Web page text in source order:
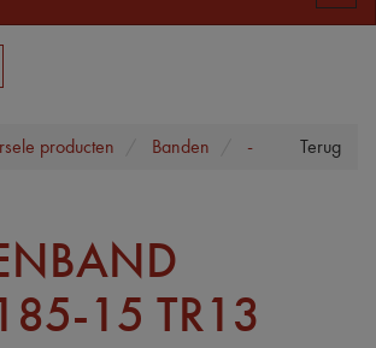
Terug
producten Banden -
15 TR13